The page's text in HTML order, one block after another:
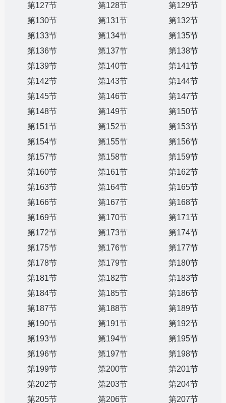
第127节 第128节
第129节
第130节
第131节
第132节
第133节
第134节
第135节
第136节
第137节
第138节
第139节
第140节
第141节
第142节
第143节
第144节
第145节
第146节
第147节
第148节
第149节
第150节
第151节
第152节
第153节
第154节
第155节
第156节
第157节
第158节
第159节
第160节
第161节
第162节
第163节
第164节
第165节
第166节
第167节
第168节
第169节
第170节
第171节
第172节
第173节
第174节
第175节
第176节
第177节
第178节
第179节
第180节
第181节
第182节
第183节
第184节
第185节
第186节
第187节
第188节
第189节
第190节
第191节
第192节
第193节
第194节
第195节
第196节
第197节
第198节
第199节
第200节
第201节
第202节
第203节
第204节
第205节
第206节
第207节